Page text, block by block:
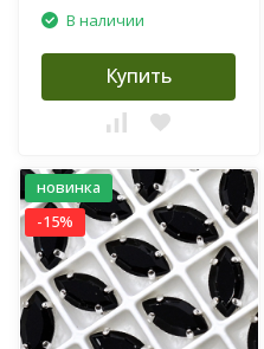
В наличии
Купить
новинка
-15%